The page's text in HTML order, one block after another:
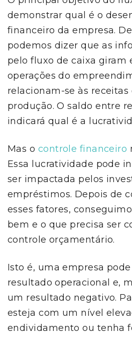
demonstrar qual é o
financeiro da empresa.
podemos dizer que as
pelo fluxo de caixa giram
operações do
relacionam-se às receitas
produção. O saldo entre
indicará qual é a
Mas o controle financeiro
Essa lucratividade pode
ser impactada pelos
empréstimos. Depois de
esses fatores,
bem e o que precisa ser
controle orçamentário.
Isto é, uma empresa
resultado operacional e,
um resultado negativo.
esteja com um nível
endividamento ou tenha